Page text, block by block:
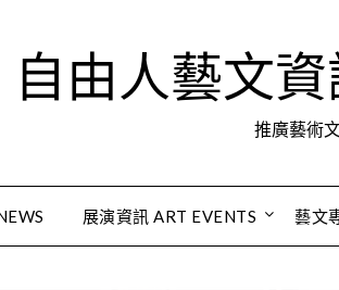
自由人藝文
推廣藝術
展演資訊 ART EVENTS 藝文